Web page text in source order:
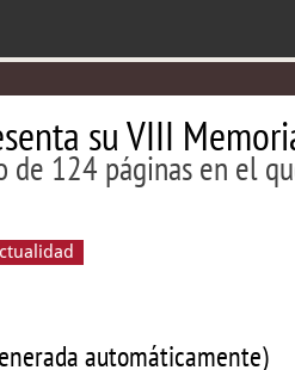
su VIII
de 124 páginas en el
automáticamente)